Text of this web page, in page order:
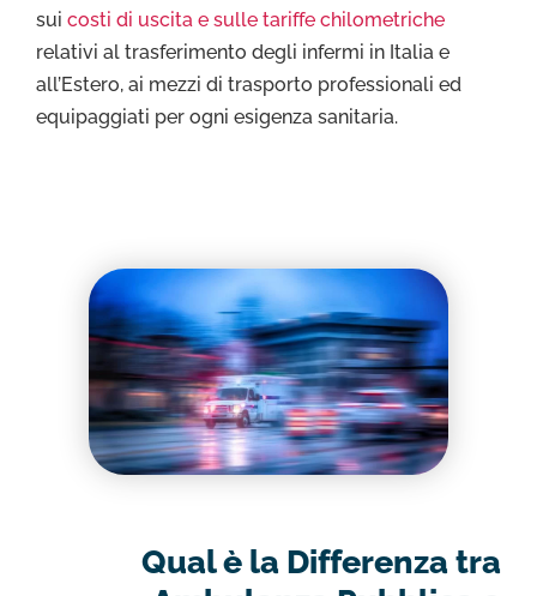
sui costi di uscita e sulle tariffe chilometriche
relativi al trasferimento degli infermi in Italia e
all’Estero, ai mezzi di trasporto professionali ed
equipaggiati per ogni esigenza sanitaria.
Qual è la Differenza tra